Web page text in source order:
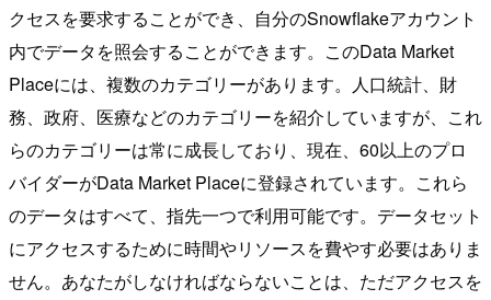
クセスを要求することができ、自分のSnowflakeアカウント
内でデータを照会することができます。このData Market
Placeには、複数のカテゴリーがあります。人口統計、財
務、政府、医療などのカテゴリーを紹介していますが、これ
らのカテゴリーは常に成長しており、現在、60以上のプロ
バイダーがData Market Placeに登録されています。これら
のデータはすべて、指先一つで利用可能です。データセット
にアクセスするために時間やリソースを費やす必要はありま
せん。あなたがしなければならないことは、ただアクセスを